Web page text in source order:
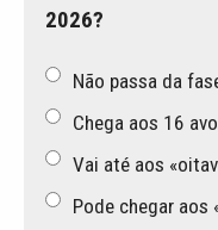
2026?
Não passa da
Chega aos 16
Vai até aos
Pode chegar aos